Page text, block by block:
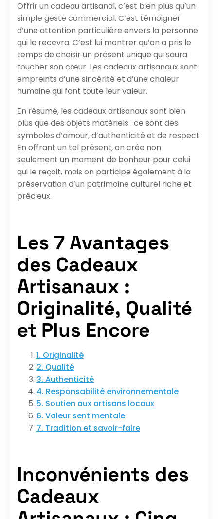
Offrir un cadeau artisanal, c’est bien plus qu’un
simple geste commercial. C’est témoigner
d’une attention particulière envers la personne
qui le recevra. C’est lui montrer qu’on a pris le
temps de choisir un présent unique qui saura
toucher son cœur. Les cadeaux artisanaux sont
empreints d’une sincérité et d’une chaleur
humaine qui font toute leur valeur.
En résumé, les cadeaux artisanaux sont bien
plus que des objets matériels : ce sont des
symboles d’amour, d’authenticité et de respect.
En offrant un tel présent, on crée non
seulement un moment de bonheur pour celui
qui le reçoit, mais on participe également à la
préservation d’un patrimoine culturel riche et
précieux.
Les 7 Avantages
des Cadeaux
Artisanaux :
Originalité, Qualité
et Plus Encore
1. Originalité
2. Qualité
3. Authenticité
4. Responsabilité environnementale
5. Soutien aux artisans locaux
6. Valeur sentimentale
7. Tradition et savoir-faire
Inconvénients des
Cadeaux